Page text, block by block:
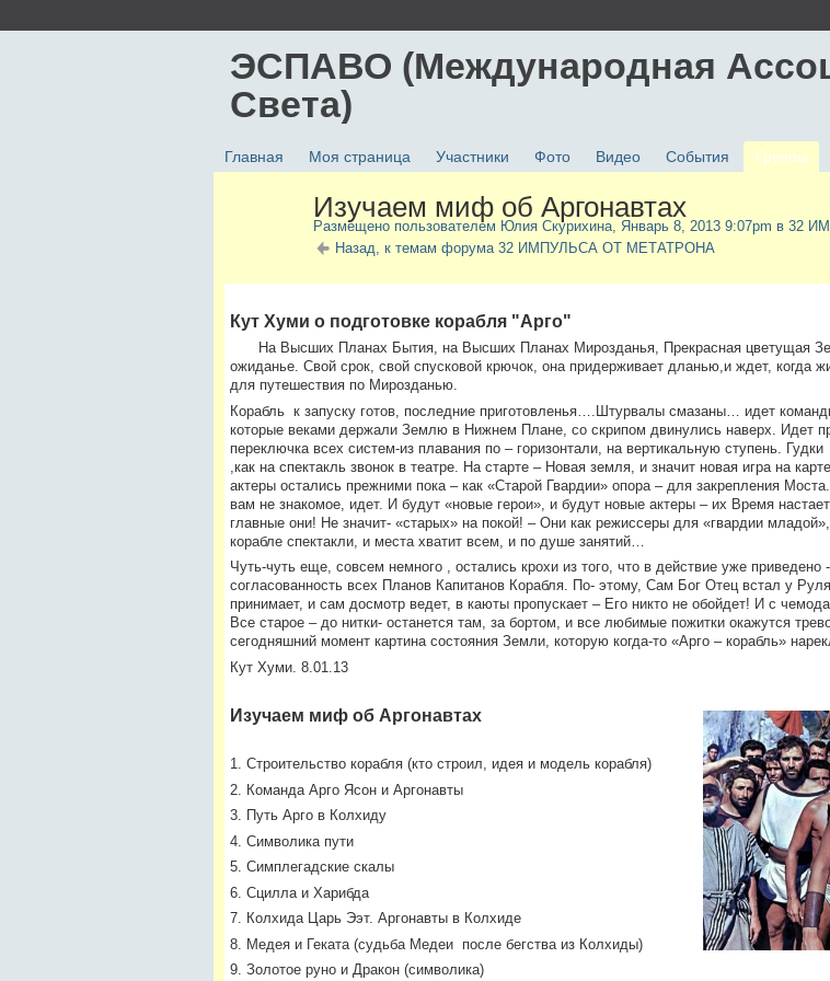
ЭСПАВО (Международная
Света)
Главная Моя страница Участники Фото Видео События Группы
Изучаем миф об Аргонавтах
Размещено пользователем Юлия Скурихина, Январь 8, 2013 9:07pm в 32
Назад, к темам форума 32 ИМПУЛЬСА ОТ МЕТАТРОНА
Кут Хуми о подготовке корабля "Арго"
На Высших Планах Бытия, на Высших Планах Мирозданья, Прекрасная цветущая
ожиданье. Свой срок, свой спусковой крючок, она придерживает дланью,и ждет, когда
для путешествия по Мирозданью.
Корабль к запуску готов, последние приготовленья….Штурвалы смазаны… идет
которые веками держали Землю в Нижнем Плане, со скрипом двинулись наверх. Идет
переключка всех систем-из плавания по – горизонтали, на вертикальную ступень.
,как на спектакль звонок в театре. На старте – Новая земля, и значит новая игра на
актеры остались прежними пока – как «Старой Гвардии» опора – для закрепления
вам не знакомое, идет. И будут «новые герои», и будут новые актеры – их Время
главные они! Не значит- «старых» на покой! – Они как режиссеры для «гвардии младой»,
корабле спектакли, и места хватит всем, и по душе занятий…
Чуть-чуть еще, совсем немного , остались крохи из того, что в действие уже приведено
согласованность всех Планов Капитанов Корабля. По- этому, Сам Бог Отец встал у
принимает, и сам досмотр ведет, в каюты пропускает – Его никто не обойдет! И с
Все старое – до нитки- останется там, за бортом, и все любимые пожитки окажутся
сегодняшний момент картина состояния Земли, которую когда-то «Арго – корабль»
Кут Хуми. 8.01.13
Изучаем миф об Аргонавтах
1. Строительство корабля (кто строил, идея и модель корабля)
2. Команда Арго Ясон и Аргонавты
3. Путь Арго в Колхиду
4. Символика пути
5. Симплегадские скалы
6. Сцилла и Харибда
7. Колхида Царь Ээт. Аргонавты в Колхиде
8. Медея и Геката (судьба Медеи после бегства из Колхиды)
9. Золотое руно и Дракон (символика)